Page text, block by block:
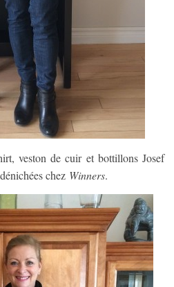
veston de cuir et bottillons Josef
chez Winners.